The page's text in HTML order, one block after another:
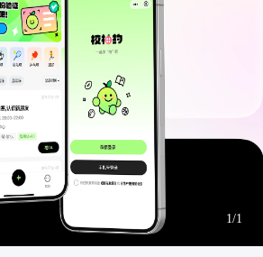
1/1